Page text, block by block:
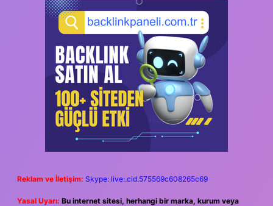
Reklam ve İletişim: Skype: live:.cid.575569c608265c69
Yasal Uyarı: Bu internet sitesi, herhangi bir marka, kurum veya